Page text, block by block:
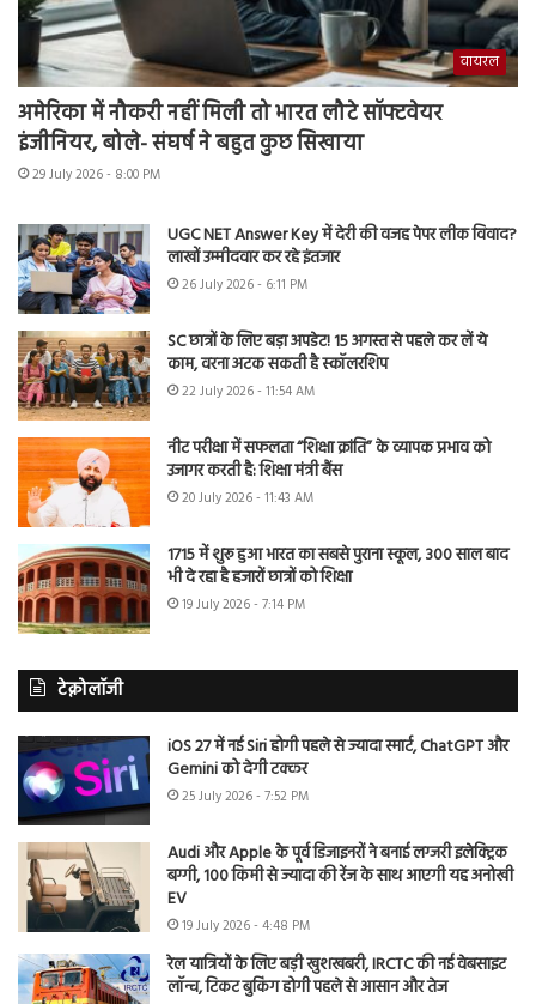
वायरल
अमेरिका में नौकरी नहीं मिली तो भारत लौटे सॉफ्टवेयर
इंजीनियर, बोले- संघर्ष ने बहुत कुछ सिखाया
29 July 2026 - 8:00 PM
UGC NET Answer Key में देरी की वजह पेपर लीक विवाद?
लाखों उम्मीदवार कर रहे इंतजार
26 July 2026 - 6:11 PM
SC छात्रों के लिए बड़ा अपडेट! 15 अगस्त से पहले कर लें ये
काम, वरना अटक सकती है स्कॉलरशिप
22 July 2026 - 11:54 AM
नीट परीक्षा में सफलता “शिक्षा क्रांति” के व्यापक प्रभाव को
उजागर करती है: शिक्षा मंत्री बैंस
20 July 2026 - 11:43 AM
1715 में शुरू हुआ भारत का सबसे पुराना स्कूल, 300 साल बाद
भी दे रहा है हजारों छात्रों को शिक्षा
19 July 2026 - 7:14 PM
टेक्नोलॉजी
iOS 27 में नई Siri होगी पहले से ज्यादा स्मार्ट, ChatGPT और
Gemini को देगी टक्कर
25 July 2026 - 7:52 PM
Audi और Apple के पूर्व डिजाइनरों ने बनाई लग्जरी इलेक्ट्रिक
बग्गी, 100 किमी से ज्यादा की रेंज के साथ आएगी यह अनोखी
EV
19 July 2026 - 4:48 PM
रेल यात्रियों के लिए बड़ी खुशखबरी, IRCTC की नई वेबसाइट
लॉन्च, टिकट बुकिंग होगी पहले से आसान और तेज